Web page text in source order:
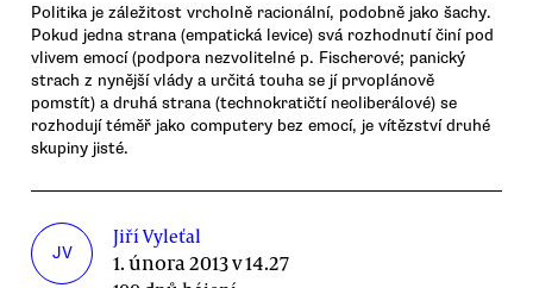
Politika je záležitost vrcholně racionální, podobně jako šachy.
Pokud jedna strana (empatická levice) svá rozhodnutí činí pod
vlivem emocí (podpora nezvolitelné p. Fischerové; panický
strach z nynější vlády a určitá touha se jí prvoplánově
pomstít) a druhá strana (technokratičtí neoliberálové) se
rozhodují téměř jako computery bez emocí, je vítězství druhé
skupiny jisté.
JV
Jiří Vyleťal
1. února 2013 v 14.27